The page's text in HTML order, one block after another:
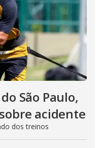
São Paulo,
acidente
dos treinos